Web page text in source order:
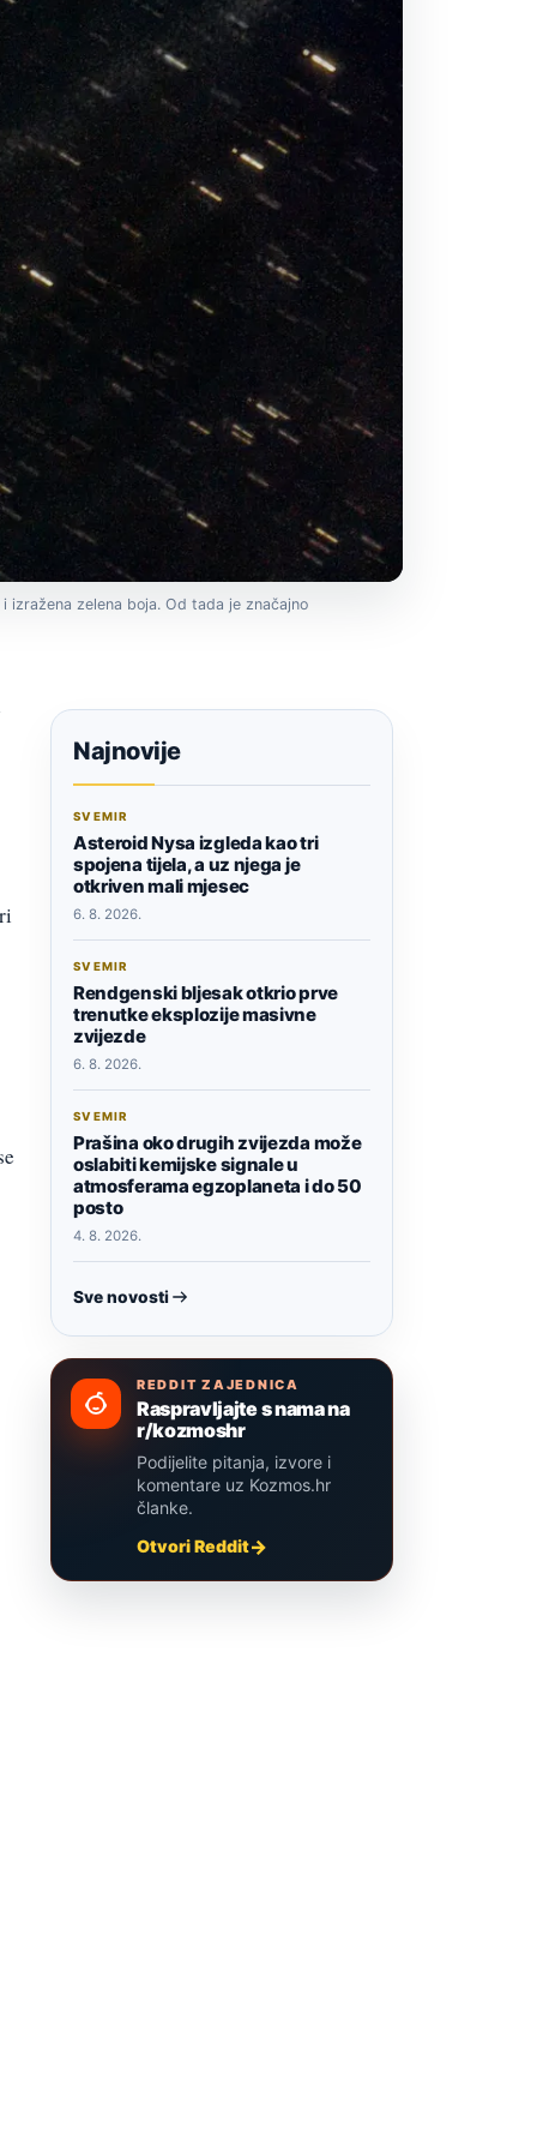
zelena boja. Od tada je značajno
Najnovije
SVEMIR
Asteroid Nysa izgleda kao tri
spojena tijela, a uz njega je
otkriven mali mjesec
6. 8. 2026.
SVEMIR
Rendgenski bljesak otkrio prve
trenutke eksplozije masivne
zvijezde
6. 8. 2026.
SVEMIR
Prašina oko drugih zvijezda može
oslabiti kemijske signale u
atmosferama egzoplaneta i do 50
posto
4. 8. 2026.
Sve novosti
REDDIT ZAJEDNICA
Raspravljajte s nama na
r/kozmoshr
Podijelite pitanja, izvore i
komentare uz Kozmos.hr
članke.
Otvori Reddit